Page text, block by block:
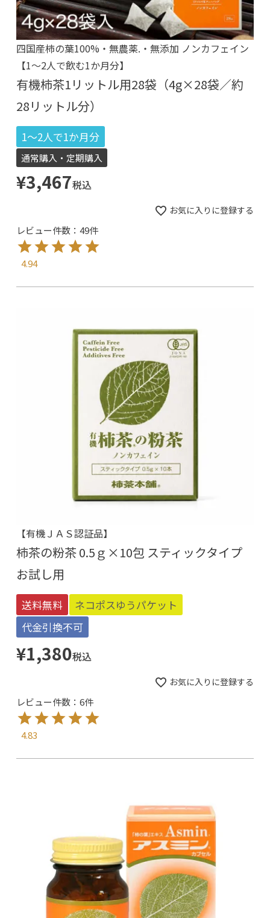
四国産柿の葉100%・無農薬.・無添加 ノンカフェイン
【1～2人で飲む1か月分】
有機柿茶1リットル用28袋（4g×28袋／約
28リットル分）
1～2人で1か月分
通常購入・定期購入
¥3,467税込
お気に入りに登録する
レビュー件数：49件
4.94
【有機ＪＡＳ認証品】
柿茶の粉茶 0.5ｇ×10包 スティックタイプ
お試し用
送料無料
ネコポスゆうパケット
代金引換不可
¥1,380税込
お気に入りに登録する
レビュー件数：6件
4.83